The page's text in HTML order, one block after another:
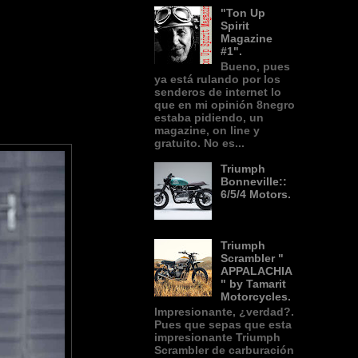
"Ton Up
Spirit
Magazine
#1".
Bueno, pues
ya está rulando por los
senderos de internet lo
que en mi opinión 8negro
estaba pidiendo, un
magazine, on line y
gratuito. No es...
Triumph
Bonneville::
6/5/4 Motors.
Triumph
Scrambler "
APPALACHIA
" by Tamarit
Motorcycles.
Impresionante, ¿verdad?.
Pues que sepas que esta
impresionante Triumph
Scrambler de carburación